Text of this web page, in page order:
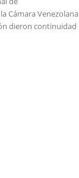
Cámara Venezolana
dieron continuidad